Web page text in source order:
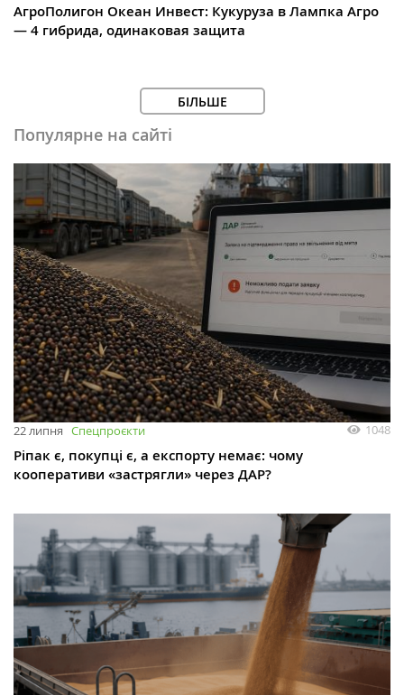
АгроПолигон Океан Инвест: Кукуруза в Лампка Агро
— 4 гибрида, одинаковая защита
БІЛЬШЕ
Популярне на сайті
22 липня Спецпроєкти 1048
Ріпак є, покупці є, а експорту немає: чому
кооперативи «застрягли» через ДАР?